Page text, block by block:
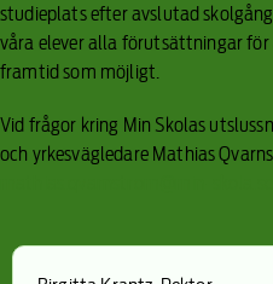
studieplats efter avslutad
våra elever alla förutsättningar
framtid som möjligt.
Vid frågor kring Min Skolas
och yrkesvägledare Mathias